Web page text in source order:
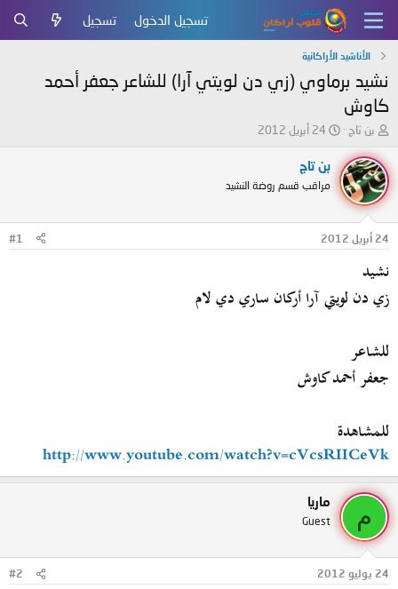
تسجيل الدخول تسجيل
الأناشيد الأراكانية
نشيد برماوي (زي دن لويتي آرا) للشاعر جعفر أحمد
كاوش
ب
د
ئ
ا
ل
م
و
و
بن تاج
ت
ي
خ
ل
ب
24 أبريل 2012
بن تاج
مراقب قسم روضة النشيد
24 أبريل 2012 #1
نشيد
زي دن لويتي آرا أركان ساري دي لام
للشاعر
جعفر أحمد كاوش
للمشاهدة
http://www.youtube.com/watch?v=cVcsRIICeVk
م
ماريا
Guest
24 يوليو 2012 #2